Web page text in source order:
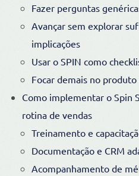
Fazer perguntas
Avançar sem explorar
implicações
Usar o SPIN como
Focar demais no
Como implementar o Spin
rotina de vendas
Treinamento e
Documentação e CRM
Acompanhamento de